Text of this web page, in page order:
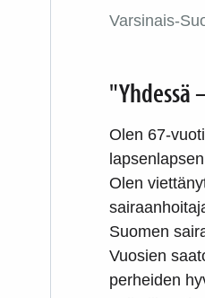
Varsinais-
"Yhdessä
Olen 67-
Olen
Suomen
Vuosien
perheiden